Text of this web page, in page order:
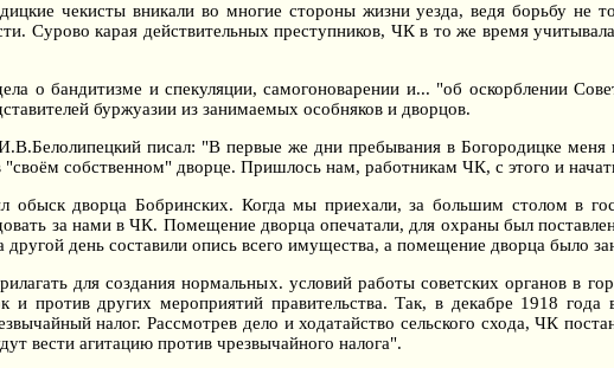
чекисты вникали во многие стороны жизни уезда, ведя борьбу не
Сурово карая действительных преступников, ЧК в то же время
о бандитизме и спекуляции, самогоноварении и... "об оскорблении
буржуазии из занимаемых особняков и дворцов.
писал: "В первые же дни пребывания в Богородицке меня
собственном" дворце. Пришлось нам, работникам ЧК, с этого и
обыск дворца Бобринских. Когда мы приехали, за большим столом в
за нами в ЧК. Помещение дворца опечатали, для охраны был
день составили опись всего имущества, а помещение дворца было
для создания нормальных. условий работы советских органов в
и против других мероприятий правительства. Так, в декабре 1918
налог. Рассмотрев дело и ходатайство сельского схода, ЧК
вести агитацию против чрезвычайного налога".